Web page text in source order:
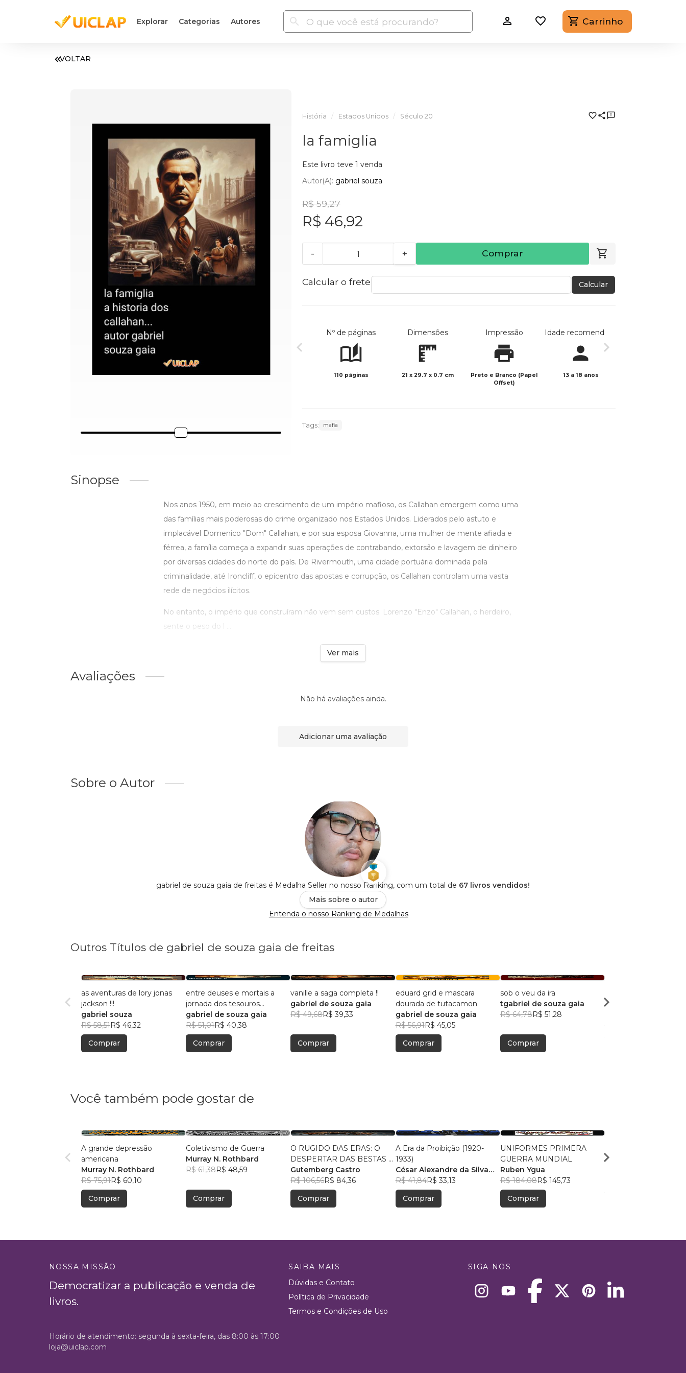
Explorar Categorias Autores Carrinho
VOLTAR
História Estados Unidos Século 20
la famiglia
Este livro teve 1 venda
Autor(a): gabriel souza
R$ 59,27
R$ 46,92
- + Comprar
Calcular o frete Calcular
Nº de páginas
110 páginas
Dimensões
21 x 29.7 x 0.7 cm
Impressão
Preto e Branco (Papel
Offset)
Idade recomendada
13 a 18 anos
Tags: mafia
Sinopse
Nos anos 1950, em meio ao crescimento de um império mafioso, os Callahan emergem como uma
das famílias mais poderosas do crime organizado nos Estados Unidos. Liderados pelo astuto e
implacável Domenico "Dom" Callahan, e por sua esposa Giovanna, uma mulher de mente afiada e
férrea, a família começa a expandir suas operações de contrabando, extorsão e lavagem de dinheiro
por diversas cidades do norte do país. De Rivermouth, uma cidade portuária dominada pela
criminalidade, até Ironcliff, o epicentro das apostas e corrupção, os Callahan controlam uma vasta
rede de negócios ilícitos.
No entanto, o império que construíram não vem sem custos. Lorenzo "Enzo" Callahan, o herdeiro,
sente o peso do l ...
Ver mais
Avaliações
Não há avaliações ainda.
Adicionar uma avaliação
Sobre o Autor
gabriel de souza gaia de freitas é Medalha Seller no nosso Ranking, com um total de 67 livros vendidos!
Mais sobre o autor
Entenda o nosso Ranking de Medalhas
Outros Títulos de gabriel de souza gaia de freitas
as aventuras de lory jonas
jackson !!!
gabriel souza
R$ 58,51R$ 46,32
Comprar
entre deuses e mortais a
jornada dos tesouros
perdidos
gabriel de souza gaia
R$ 51,01R$ 40,38
Comprar
vanille a saga completa !!
gabriel de souza gaia
R$ 49,68R$ 39,33
Comprar
eduard grid e mascara
dourada de tutacamon
gabriel de souza gaia
R$ 56,91R$ 45,05
Comprar
sob o veu da ira
tgabriel de souza gaia
R$ 64,78R$ 51,28
Comprar
do aurora boreal
Você também pode gostar de
A grande depressão
americana
Murray N. Rothbard
R$ 75,91R$ 60,10
Comprar
Coletivismo de Guerra
Murray N. Rothbard
R$ 61,38R$ 48,59
Comprar
O RUGIDO DAS ERAS: O
DESPERTAR DAS BESTAS E
A ORDEM FINAL
Gutemberg Castro
R$ 106,56R$ 84,36
Comprar
A Era da Proibição (1920-
1933)
César Alexandre da Silva
Aprile
R$ 41,84R$ 33,13
Comprar
UNIFORMES PRIMERA
GUERRA MUNDIAL
Ruben Ygua
R$ 184,08R$ 145,73
Comprar
Professor Ricardo de
NOSSA MISSÃO
Democratizar a publicação e venda de
livros.
SAIBA MAIS
Dúvidas e Contato
Política de Privacidade
Termos e Condições de Uso
SIGA-NOS
Horário de atendimento: segunda à sexta-feira, das 8:00 às 17:00
loja@uiclap.com